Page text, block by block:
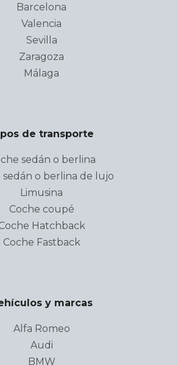
Barcelona
Valencia
Sevilla
Zaragoza
Málaga
de transporte
sedán o berlina
sedán o berlina de lujo
Limusina
Coche coupé
Hatchback
Coche Fastback
y marcas
Alfa Romeo
Audi
BMW